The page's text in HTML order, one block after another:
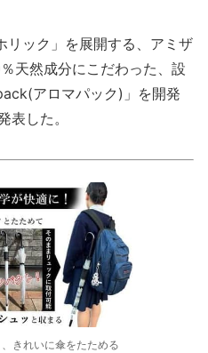
ック」を展開する、アミザ
天然成分にこだわった、設
アロマパック)」を開発
表した。
きれいに傘をたためる